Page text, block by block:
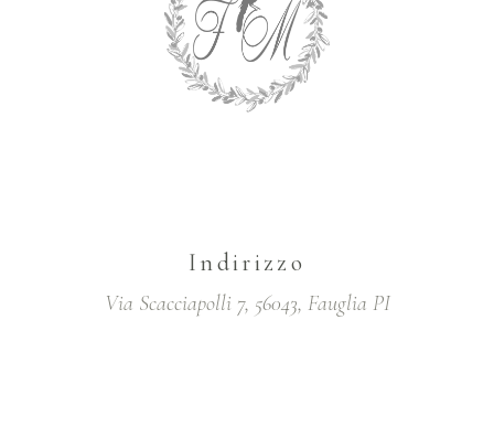
Indirizzo
Via Scacciapolli 7, 56043, Fauglia PI